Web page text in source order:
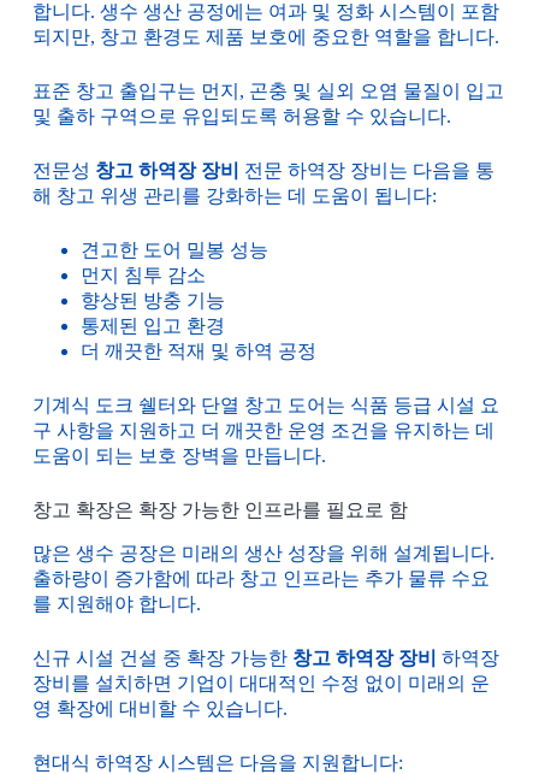
합니다. 생수 생산 공정에는 여과 및 정화 시스템이 포함
되지만, 창고 환경도 제품 보호에 중요한 역할을 합니다.
표준 창고 출입구는 먼지, 곤충 및 실외 오염 물질이 입고
및 출하 구역으로 유입되도록 허용할 수 있습니다.
전문성 창고 하역장 장비
전문 하역장 장비는 다음을 통
해 창고 위생 관리를 강화하는 데 도움이 됩니다:
견고한 도어 밀봉 성능
먼지 침투 감소
향상된 방충 기능
통제된 입고 환경
더 깨끗한 적재 및 하역 공정
기계식 도크 쉘터와 단열 창고 도어는 식품 등급 시설 요
구 사항을 지원하고 더 깨끗한 운영 조건을 유지하는 데
도움이 되는 보호 장벽을 만듭니다.
창고 확장은 확장 가능한 인프라를 필요로 함
많은 생수 공장은 미래의 생산 성장을 위해 설계됩니다.
출하량이 증가함에 따라 창고 인프라는 추가 물류 수요
를 지원해야 합니다.
신규 시설 건설 중 확장 가능한 창고 하역장 장비 하역장
장비를 설치하면 기업이 대대적인 수정 없이 미래의 운
영 확장에 대비할 수 있습니다.
현대식 하역장 시스템은 다음을 지원합니다: